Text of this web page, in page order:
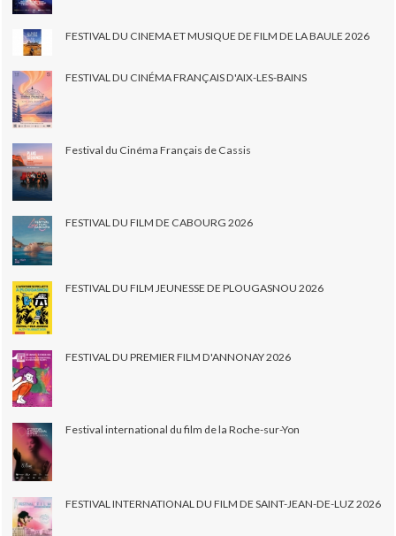
FESTIVAL DU CINEMA ET MUSIQUE DE FILM DE LA BAULE 2026
FESTIVAL DU CINÉMA FRANÇAIS D'AIX-LES-BAINS
Festival du Cinéma Français de Cassis
FESTIVAL DU FILM DE CABOURG 2026
FESTIVAL DU FILM JEUNESSE DE PLOUGASNOU 2026
FESTIVAL DU PREMIER FILM D'ANNONAY 2026
Festival international du film de la Roche-sur-Yon
FESTIVAL INTERNATIONAL DU FILM DE SAINT-JEAN-DE-LUZ 2026